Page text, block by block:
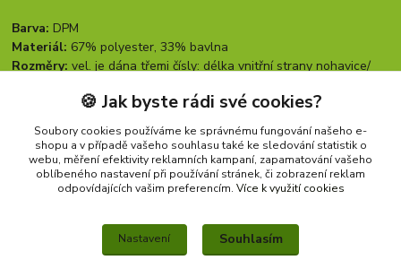
Barva:DPM
Materiál: 67% polyester, 33% bavlna
Rozměry:vel. je dána třemi čísly: délka vnitřní strany nohavice/
Zboží zařazeno v kategoriích
KALHOTY
🍪 Jak byste rádi své cookies?
Soubory cookies používáme ke správnému fungování našeho e-
shopu a v případě vašeho souhlasu také ke sledování statistik o
webu, měření efektivity reklamních kampaní, zapamatování vašeho
oblíbeného nastavení při používání stránek, či zobrazení reklam
odpovídajících vašim preferencím. Více k využití cookies
Nastavení Souhlasím